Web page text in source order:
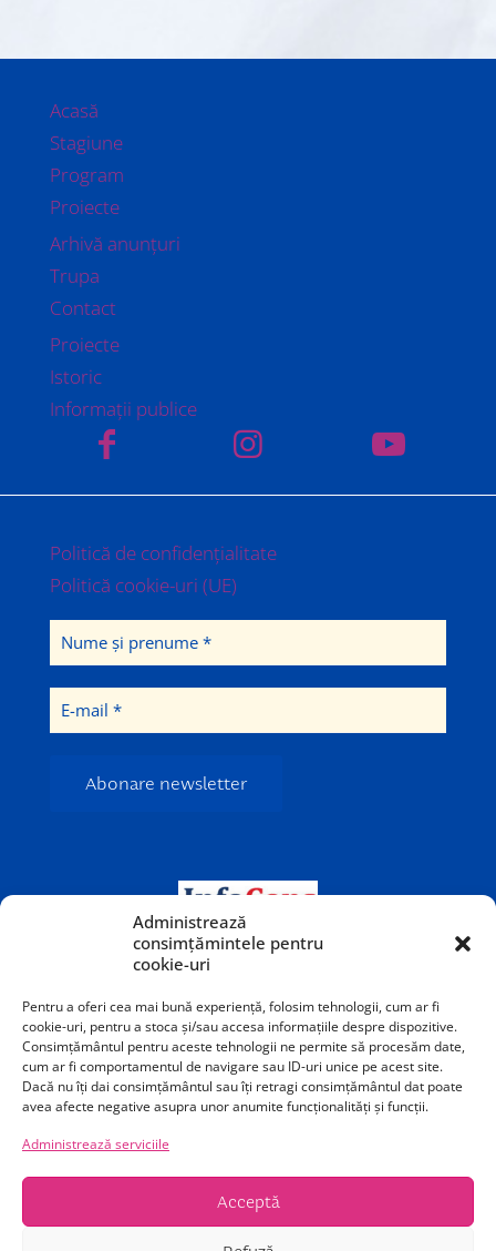
Administrează
consimțămintele pentru
cookie-uri
Pentru a oferi cea mai bună experiență, folosim tehnologii, cum ar fi
cookie-uri, pentru a stoca și/sau accesa informațiile despre dispozitive.
Consimțământul pentru aceste tehnologii ne permite să procesăm date,
cum ar fi comportamentul de navigare sau ID-uri unice pe acest site.
Dacă nu îți dai consimțământul sau îți retragi consimțământul dat poate
avea afecte negative asupra unor anumite funcționalități și funcții.
Administrează serviciile
Acceptă
Acasă
Stagiune
Program
Proiecte
Arhivă anunțuri
Trupa
Contact
Proiecte
Istoric
Informații publice
Politică de confidențialitate
Politică cookie-uri (UE)
subvenționată de Primăria Municipiului București.
Calea Victoriei 40-42, București, sector 1, România